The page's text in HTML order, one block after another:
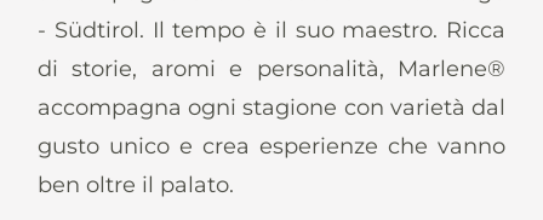
- Südtirol. Il tempo è il suo maestro. Ricca
di storie, aromi e personalità, Marlene®
accompagna ogni stagione con varietà dal
gusto unico e crea esperienze che vanno
ben oltre il palato.